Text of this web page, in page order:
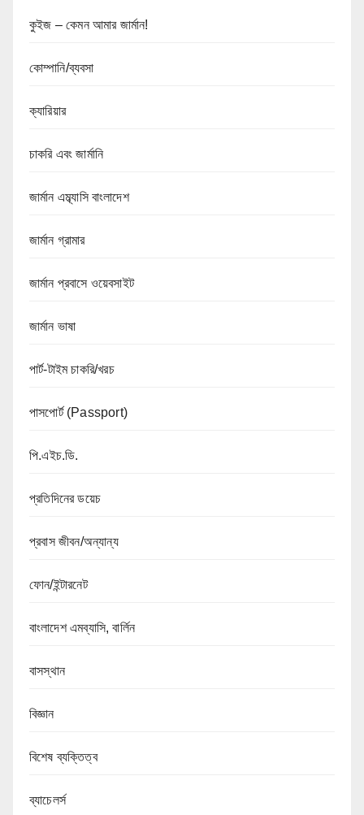
কুইজ – কেমন আমার জার্মান!
কোম্পানি/ব্যবসা
ক্যারিয়ার
চাকরি এবং জার্মানি
জার্মান এম্ব্যাসি বাংলাদেশ
জার্মান গ্রামার
জার্মান প্রবাসে ওয়েবসাইট
জার্মান ভাষা
পার্ট-টাইম চাকরি/খরচ
পাসপোর্ট (Passport)
পি.এইচ.ডি.
প্রতিদিনের ডয়েচ
প্রবাস জীবন/অন্যান্য
ফোন/ইন্টারনেট
বাংলাদেশ এমব্যাসি, বার্লিন
বাসস্থান
বিজ্ঞান
বিশেষ ব্যক্তিত্ব
ব্যাচেলর্স